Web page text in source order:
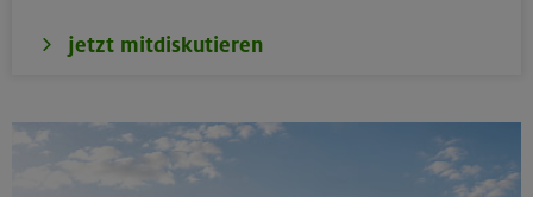
24.-28.08.26
Kinderkletterkurs für Anfänger im Altmühltal
jetzt mitdiskutieren